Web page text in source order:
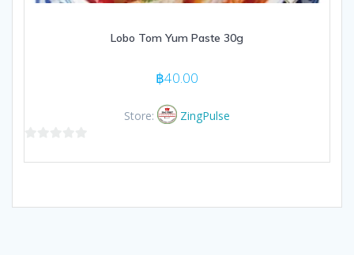
Lobo Tom Yum Paste 30g
฿40.00
Store: ZingPulse